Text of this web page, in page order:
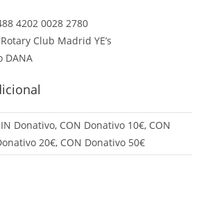
4202 0028 2780
Club Madrid YE’s
DANA
Donativo, CON Donativo 10€, CON
20€, CON Donativo 50€